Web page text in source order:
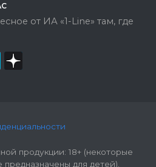
от ИА «1-Line» там, где
продукции: 18+ (некоторые
для детей).